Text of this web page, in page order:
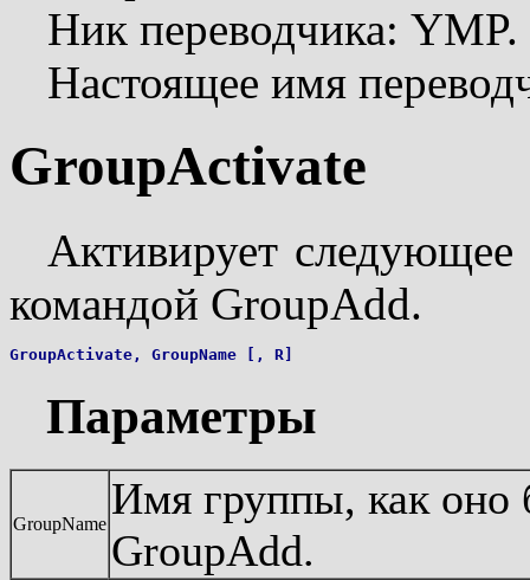
Ник переводчика: YMP.
Настоящее имя
GroupActivate
Активирует
командой GroupAdd.
Параметры
GroupName
Имя группы, как оно
GroupAdd.